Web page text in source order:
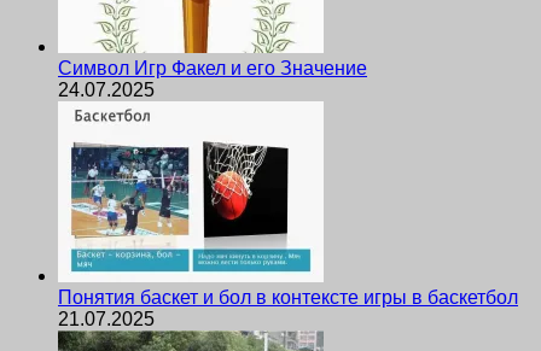
Символ Игр Факел и его Значение
24.07.2025
Понятия баскет и бол в контексте игры в баскетбол
21.07.2025